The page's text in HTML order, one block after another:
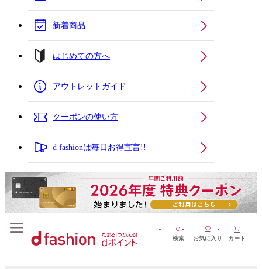
新着商品
はじめての方へ
アウトレットガイド
クーポンの使い方
d fashionは毎日お得宣言!!
検索 お気に入り カート